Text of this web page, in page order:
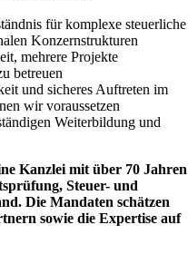
für komplexe steuerliche
Konzernstrukturen
mehrere Projekte
betreuen
und sicheres Auftreten im
wir voraussetzen
Weiterbildung und
Kanzlei mit über 70 Jahren
Steuer- und
Die Mandaten schätzen
sowie die Expertise auf